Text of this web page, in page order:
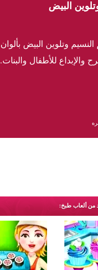
البيض
وتلوين البيض بألوان
والإبداع للأطفال والبنات.
من ألعاب طبخ: